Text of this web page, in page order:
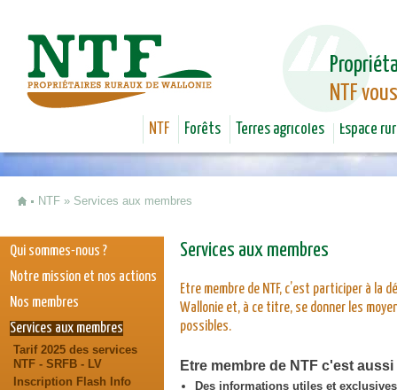
NTF
NTF Forêts Terres agricoles Espace
NTF » Services aux membres
Services aux membres
Etre membre de NTF, c’est participer à
Wallonie et, à ce titre, se donner les
possibles.
Etre membre de NTF c'est
Des informations utiles et
Qui sommes-nous ?
Notre mission et nos actions
Nos membres
Services aux membres
Tarif 2025 des services
NTF - SRFB - LV
Inscription Flash Info